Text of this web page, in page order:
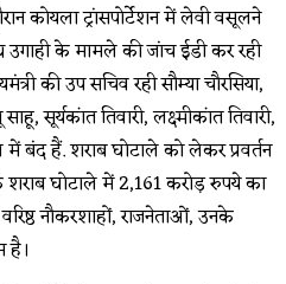
कोयला ट्रांसपोर्टेशन में लेवी वसूलने
के मामले की जांच ईडी कर रही
की उप सचिव रही सौम्या चौरसिया,
सूर्यकांत तिवारी, लक्ष्मीकांत तिवारी,
बंद हैं. शराब घोटाले को लेकर प्रवर्तन
शराब घोटाले में 2,161 करोड़ रुपये का
नौकरशाहों, राजनेताओं, उनके
है।